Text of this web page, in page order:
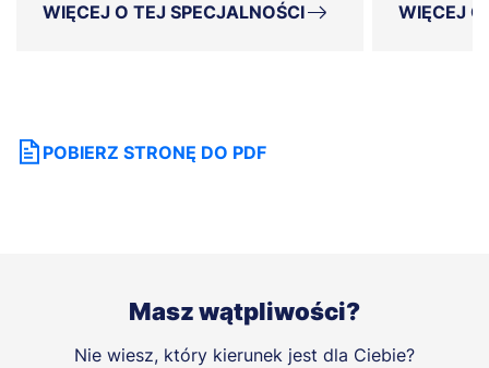
WIĘCEJ O TEJ SPECJALNOŚCI WIĘCEJ
POBIERZ STRONĘ DO PDF
Masz wątpliwości?
Nie wiesz, który kierunek jest dla Ciebie?